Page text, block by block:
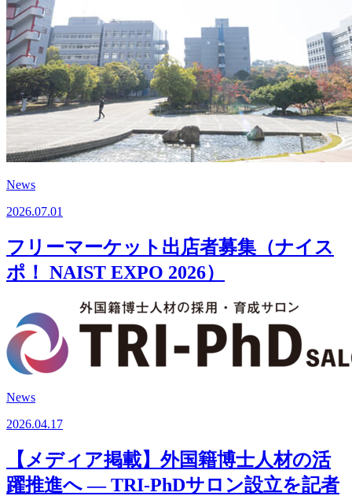
News
2026.07.01
フリーマーケット出店者募集（ナイス
ポ！ NAIST EXPO 2026）
News
2026.04.17
【メディア掲載】外国籍博士人材の活
躍推進へ ― TRI-PhDサロン設立を記者